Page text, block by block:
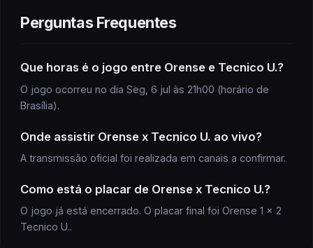
Perguntas Frequentes
Que horas é o jogo entre Orense e Tecnico U.?
O jogo ocorreu no dia Seg, 6 jul às 21h00 (horário de
Brasília).
Onde assistir Orense x Tecnico U. ao vivo?
A transmissão oficial foi realizada em canais a confirmar.
Como está o placar de Orense x Tecnico U.?
O jogo já está encerrado. O placar final foi Orense 1 x 2
Tecnico U..